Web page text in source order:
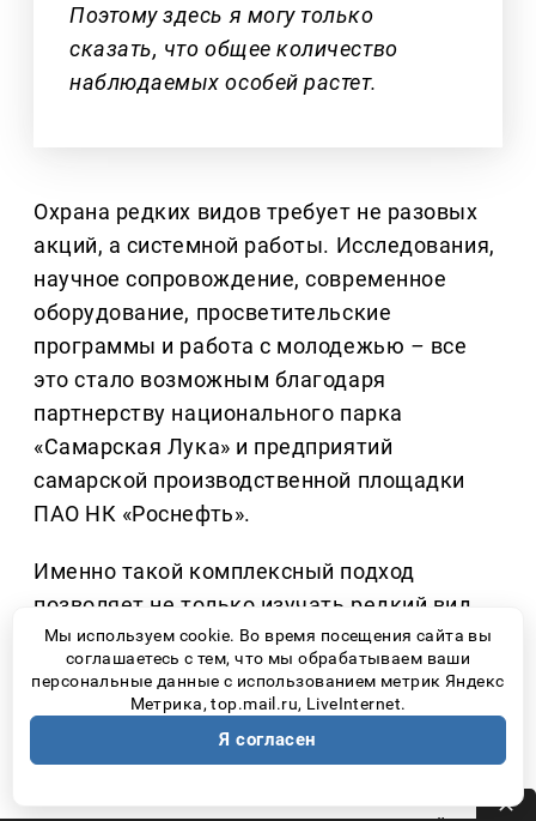
Поэтому здесь я могу только
сказать, что общее количество
наблюдаемых особей растет.
Охрана редких видов требует не разовых
акций, а системной работы. Исследования,
научное сопровождение, современное
оборудование, просветительские
программы и работа с молодежью – все
это стало возможным благодаря
партнерству национального парка
«Самарская Лука» и предприятий
самарской производственной площадки
ПАО НК «Роснефть».
Именно такой комплексный подход
позволяет не только изучать редкий вид,
но и создавать вокруг него сообщество
людей, понимающих, что природа
нуждается не столько в громких словах,
сколько в ответственном отношении
каждого человека.
Мы используем cookie. Во время посещения сайта вы
соглашаетесь с тем, что мы обрабатываем ваши
персональные данные с использованием метрик Яндекс
Метрика, top.mail.ru, LiveInternet.
Я согласен